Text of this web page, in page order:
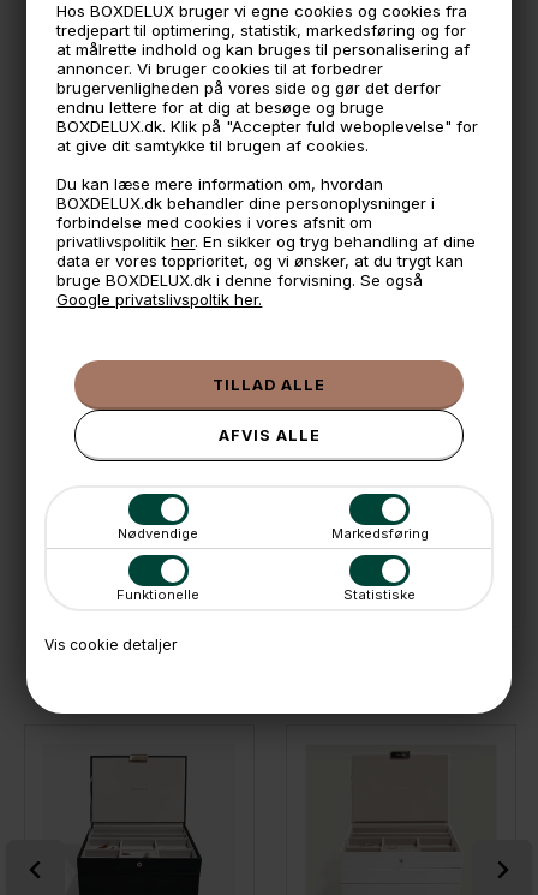
Hos BOXDELUX bruger vi egne cookies og cookies fra
tredjepart til optimering, statistik, markedsføring og for
at målrette indhold og kan bruges til personalisering af
annoncer. Vi bruger cookies til at forbedrer
brugervenligheden på vores side og gør det derfor
endnu lettere for at dig at besøge og bruge
BOXDELUX.dk. Klik på "Accepter fuld weboplevelse" for
at give dit samtykke til brugen af cookies.
Du kan læse mere information om, hvordan
BOXDELUX.dk behandler dine personoplysninger i
forbindelse med cookies i vores afsnit om
privatlivspolitikher. En sikker og tryg behandling af dine
data er vores topprioritet, og vi ønsker, at du trygt kan
bruge BOXDELUX.dk i denne forvisning. Se også
Google privatslivspoltik her.
Nødvendige Markedsføring
Funktionelle Statistiske
Vis cookie detaljer
smykkepude til ringe og ørestikkere.
Ønsker du endnu flere moduler til dit smykkeskrin kan du
tilkøbe ekstra moduler efter behov. Du skal blot gå efter
dem der hedder "Classic" både de alm. + LUX modellerne
med skuffer, kan stables med dette sæt.
25,5 x 18 cm.
18 cm. høj
Taupe - Imiteret læder med en inderside i lækker blød
velour.
🧺 Kan du lægge varen i kurven, er den på lager
🌟 4,9 med over 1200 anmeldelser ★★★★★
📦 Fragtfri v. køb over 999,- ellers fra 49,- med GLS
💳 Betal med
📱 Kundeservice 50446800 (9-12)
Kundeservicemail@boxdelux.dk